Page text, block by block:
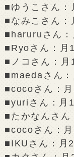
■ゆうこさん：
■なみこさん：
■haruruさん：
■Ryoさん：月
■ノコさん：月
■maedaさん：
■cocoさん：
■yuriさん：月
■たかなんさん
■cocoさん：月
■IKUさん：月